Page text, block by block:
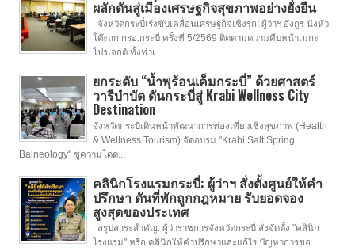
ผลักดันสู่เมืองเศรษฐกิจสุขภาพอย่างยั่งยืน
จังหวัดกระบี่เร่งขับเคลื่อนเศรษฐกิจเชิงรุก! ผู้ว่าฯ อังกูร นั่งหัว
โต๊ะถก กรอ.กระบี่ ครั้งที่ 5/2569 ติดตามความคืบหน้าเมกะ
โปรเจกต์ ทั้งท่าเ...
ยกระดับ “น้ำพุร้อนเค็มกระบี่” ด้วยศาสตร์
วารีบำบัด ดันกระบี่สู่ Krabi Wellness City
Destination
จังหวัดกระบี่เดินหน้าพัฒนาการท่องเที่ยวเชิงสุขภาพ (Health
& Wellness Tourism) จัดอบรม "Krabi Salt Spring
Balneology" ชูความโดด...
คลินิกโรงแรมกระบี่: ผู้ว่าฯ สั่งตั้งศูนย์ให้คำ
ปรึกษา ดันที่พักถูกกฎหมาย รับยอดจอง
สูงสุดของประเทศ
สรุปสาระสำคัญ: ผู้ว่าราชการจังหวัดกระบี่ สั่งจัดตั้ง "คลินิก
โรงแรม" หรือ คลินิกให้คำปรึกษาและแก้ไขปัญหาการขอ